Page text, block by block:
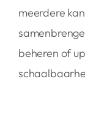
meerdere
beheren of